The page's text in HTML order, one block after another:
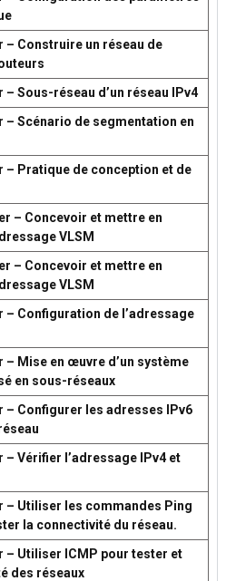
– Construire un réseau de
Sous-réseau d’un réseau IPv4
– Scénario de segmentation en
– Pratique de conception et de
– Concevoir et mettre en
VLSM
– Concevoir et mettre en
VLSM
– Configuration de l’adressage
– Mise en œuvre d’un système
en sous-réseaux
– Configurer les adresses IPv6
– Vérifier l’adressage IPv4 et
– Utiliser les commandes Ping
la connectivité du réseau.
– Utiliser ICMP pour tester et
des réseaux